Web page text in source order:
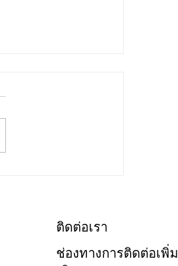
ติดต่อเรา
ช่องทางการติดต่อเพิ่ม